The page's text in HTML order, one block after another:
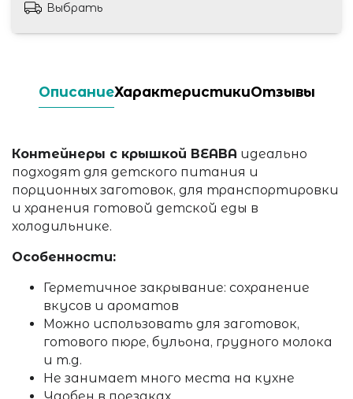
Выбрать
ОписаниеХарактеристикиОтзывы
Контейнеры с крышкой BEABA идеально
подходят для детского питания и
порционных заготовок, для транспортировки
и хранения готовой детской еды в
холодильнике.
Особенности:
Герметичное закрывание: сохранение
вкусов и ароматов
Можно использовать для заготовок,
готового пюре, бульона, грудного молока
и т.д.
Не занимает много места на кухне